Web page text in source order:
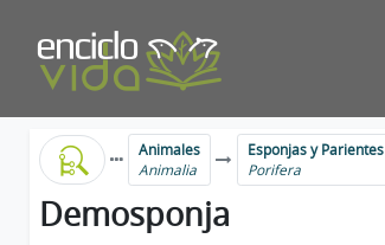
Animales
Animalia
Esponjas y Parientes
Porifera
Demosponja